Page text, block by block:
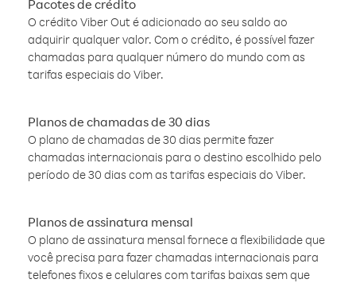
Pacotes de crédito
O crédito Viber Out é adicionado ao seu saldo ao
adquirir qualquer valor. Com o crédito, é possível fazer
chamadas para qualquer número do mundo com as
tarifas especiais do Viber.
Planos de chamadas de 30 dias
O plano de chamadas de 30 dias permite fazer
chamadas internacionais para o destino escolhido pelo
período de 30 dias com as tarifas especiais do Viber.
Planos de assinatura mensal
O plano de assinatura mensal fornece a flexibilidade que
você precisa para fazer chamadas internacionais para
telefones fixos e celulares com tarifas baixas sem que